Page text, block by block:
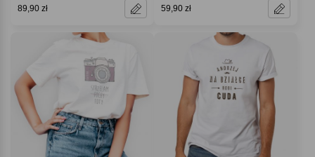
89,90 zł 59,90 zł